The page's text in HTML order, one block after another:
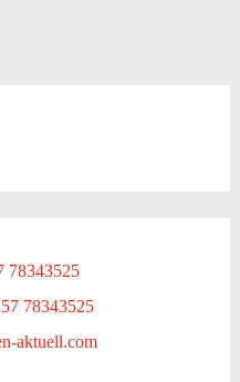
78343525
78343525
aktuell.com